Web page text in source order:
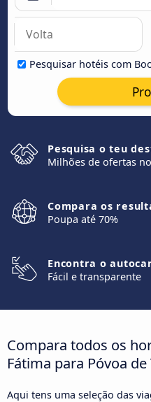
Pesquisar hotéis com
Pesquisa o teu
Milhões de ofertas
Compara os
Poupa até 70%
Encontra o
Fácil e transparente
Compara todos os
Fátima para Póvoa
Aqui tens uma seleção das